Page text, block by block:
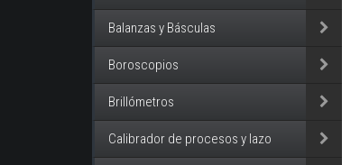
Balanzas y Básculas
Boroscopios
Brillómetros
Calibrador de procesos y lazo